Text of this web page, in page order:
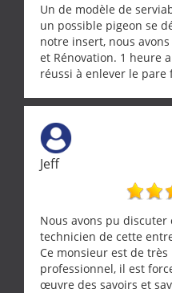
Un de modèle de
un possible pigeon se
notre insert, nous
et Rénovation. 1 heure
réussi à enlever le pare
tourterelle et s’est
l’oiseau jusqu’à ce
puisse s’envoler. Après
ramonage de notre
grande propreté, nous
nombreux conseils
entrepreneur comme
Encore un grand merci
Jeff
Nous avons pu
technicien de cette
Ce monsieur est de très
professionnel, il est
œuvre des savoirs et